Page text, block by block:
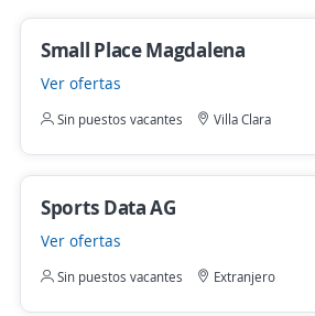
Small Place Magdalena
Ver ofertas
Sin puestos vacantes Villa Clara
Sports Data AG
Ver ofertas
Sin puestos vacantes Extranjero